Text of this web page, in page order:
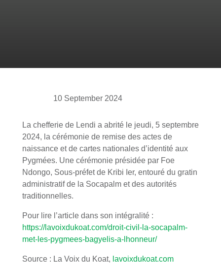
10 September 2024
La chefferie de Lendi a abrité le jeudi, 5 septembre
2024, la cérémonie de remise des actes de
naissance et de cartes nationales d’identité aux
Pygmées. Une cérémonie présidée par Foe
Ndongo, Sous-préfet de Kribi Ier, entouré du gratin
administratif de la Socapalm et des autorités
traditionnelles.
Pour lire l’article dans son intégralité :
https://lavoixdukoat.com/droit-civil-la-socapalm-
met-les-pygmees-bagyelis-a-lhonneur/
Source : La Voix du Koat, lavoixdukoat.com